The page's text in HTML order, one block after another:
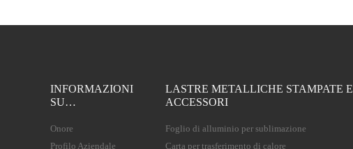
INFORMAZIONI
SU…
Onore
Profilo Aziendale
LASTRE METALLICHE STAMPATE E
ACCESSORI
Foglio di alluminio per sublimazione
Carta per trasferimento di calore